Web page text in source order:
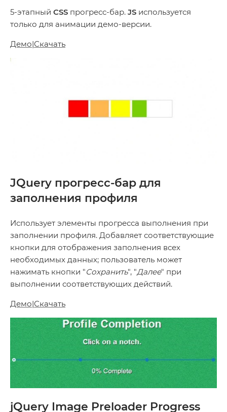
5-этапный CSS прогресс-бар. JS используется
только для анимации демо-версии.
Демо|Скачать
JQuery прогресс-бар для
заполнения профиля
Использует элементы прогресса выполнения при
заполнении профиля. Добавляет соответствующие
кнопки для отображения заполнения всех
необходимых данных; пользователь может
нажимать кнопки "Сохранить", "Далее" при
выполнении соответствующих действий.
Демо|Скачать
jQuery Image Preloader Progress